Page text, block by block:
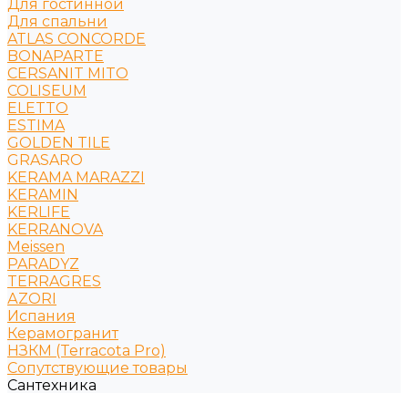
Для гостинной
Для спальни
ATLAS CONCORDE
BONAPARTE
CERSANIT MITO
COLISEUM
ELETTO
ESTIMA
GOLDEN TILE
GRASARO
KERAMA MARAZZI
KERAMIN
KERLIFE
KERRANOVA
Meissen
PARADYZ
TERRAGRES
АZORI
Испания
Керамогранит
НЗКМ (Terracota Pro)
Сопутствующие товары
Сантехника